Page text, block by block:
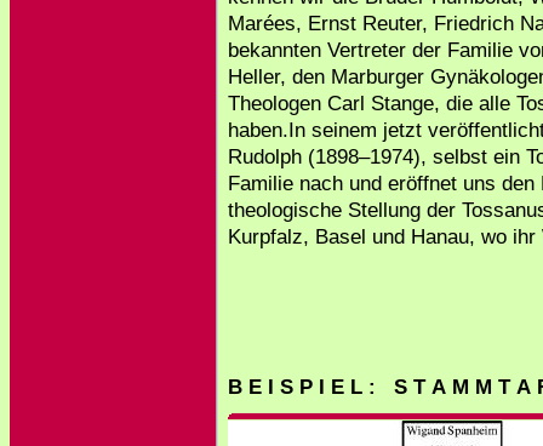
Marées, Ernst Reuter, Friedrich
bekannten Vertreter der Familie
Heller, den Marburger
Theologen Carl Stange, die alle
haben.In seinem jetzt
Rudolph (1898–1974), selbst ein
Familie nach und eröffnet uns
theologische Stellung der
Kurpfalz, Basel und Hanau, wo
B E I S P I E L : S T A M M T A